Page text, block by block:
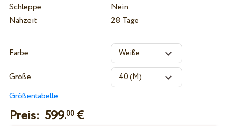
Schleppe
Nein
Nähzeit
28 Tage
Farbe
Größe
Größentabelle
Preis: 599.00€